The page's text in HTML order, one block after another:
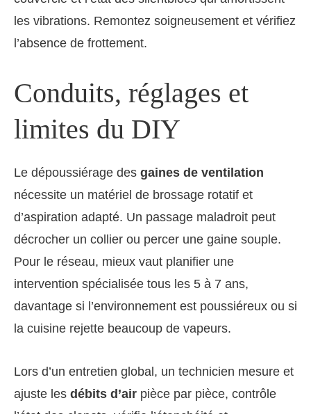
les vibrations. Remontez soigneusement et vérifiez
l’absence de frottement.
Conduits, réglages et
limites du DIY
Le dépoussiérage des gaines de ventilation
nécessite un matériel de brossage rotatif et
d’aspiration adapté. Un passage maladroit peut
décrocher un collier ou percer une gaine souple.
Pour le réseau, mieux vaut planifier une
intervention spécialisée tous les 5 à 7 ans,
davantage si l’environnement est poussiéreux ou si
la cuisine rejette beaucoup de vapeurs.
Lors d’un entretien global, un technicien mesure et
ajuste les débits d’air pièce par pièce, contrôle